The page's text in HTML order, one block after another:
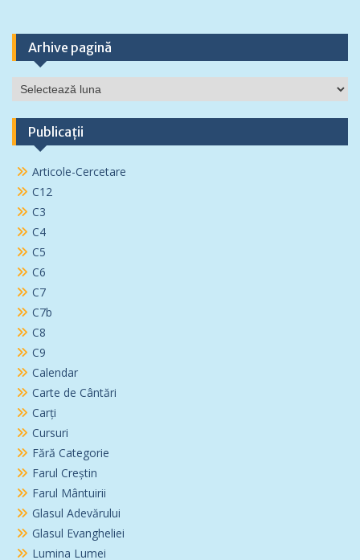
Arhive pagină
Arhive
pagină
Publicații
Articole-Cercetare
C12
C3
C4
C5
C6
C7
C7b
C8
C9
Calendar
Carte de Cântări
Carți
Cursuri
Fără Categorie
Farul Creștin
Farul Mântuirii
Glasul Adevărului
Glasul Evangheliei
Lumina Lumei